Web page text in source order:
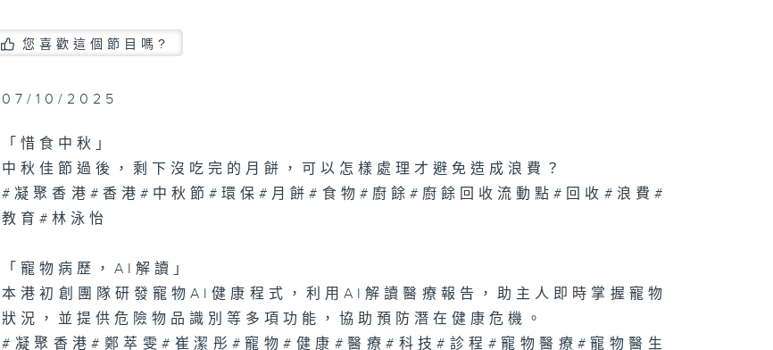
第1075集 了解
學生心理健康，建
立互相聆聽與分享
的校園文化！
第1074集 木匠鑽
研傳統榫卯，賦予
木頭第二次生命
您喜歡這個節目嗎?
07/10/2025
「惜食中秋」
中秋佳節過後，剩下沒吃完的月餅，可以怎樣處理才避免造成浪費？
#凝聚香港#香港#中秋節#環保#月餅#食物#廚餘#廚餘回收流動點#回收#浪費#
教育#林泳怡
「寵物病歷，AI解讀」
本港初創團隊研發寵物AI健康程式，利用AI解讀醫療報告，助主人即時掌握寵物
狀況，並提供危險物品識別等多項功能，協助預防潛在健康危機。
#凝聚香港#鄭萃雯#崔潔彤#寵物#健康#醫療#科技#診程#寵物醫療#寵物醫生